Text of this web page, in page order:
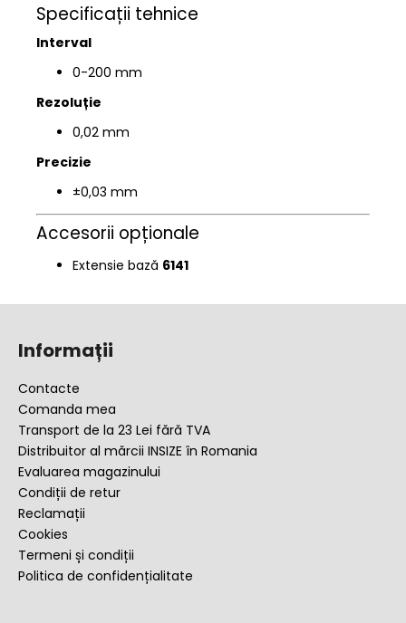
Specificații tehnice
Interval
0-200 mm
Rezoluție
0,02 mm
Precizie
±0,03 mm
Accesorii opționale
Extensie bază 6141
Informații
Contacte
Comanda mea
Transport de la 23 Lei fără TVA
Distribuitor al mărcii INSIZE în Romania
Evaluarea magazinului
Condiții de retur
Reclamații
Cookies
Termeni și condiții
Politica de confidențialitate